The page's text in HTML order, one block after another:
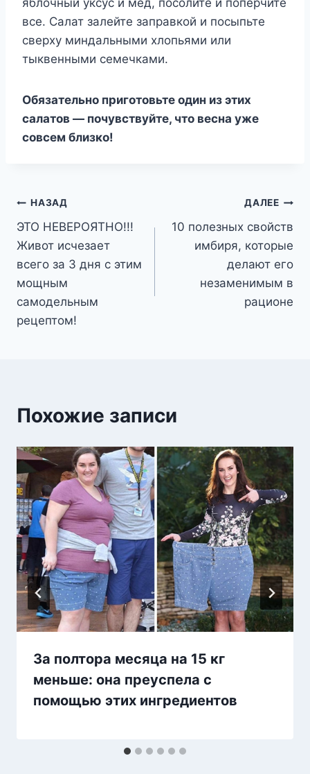
все. Салат залейте заправкой и посыпьте
сверху миндальными хлопьями или
тыквенными семечками.
Обязательно приготовьте один из этих
салатов — почувствуйте, что весна уже
совсем близко!
Навигация
по
записям
НАЗАД
ЭТО НЕВЕРОЯТНО!!!
Живот исчезает
всего за 3 дня с этим
мощным
самодельным
рецептом!
ДАЛЕЕ
10 полезных свойств
имбиря, которые
делают его
незаменимым в
рационе
Похожие записи
За полтора месяца на 15 кг
меньше: она преуспела с
помощью этих ингредиентов